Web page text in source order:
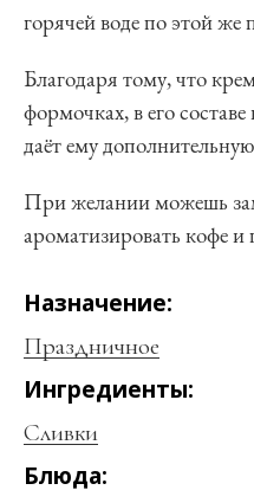
горячей воде по этой же
Благодаря тому, что
формочках, в его
даёт ему
При желании можешь
ароматизировать кофе и
Hазначение:
Праздничное
Ингредиенты:
Сливки
Блюда: